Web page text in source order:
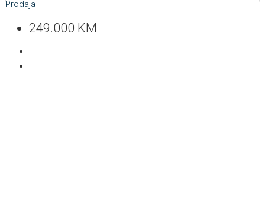
Prodaja
249.000 KM